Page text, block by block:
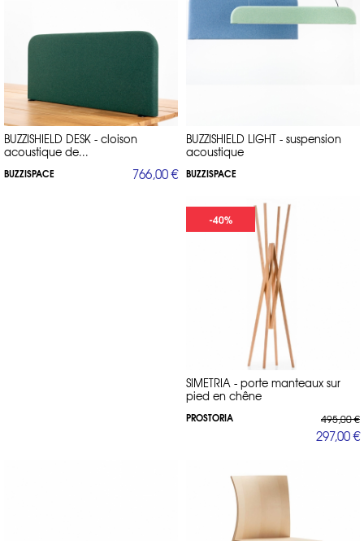
BUZZISHIELD DESK - cloison
acoustique de...
BUZZISPACE 766,00 €
BUZZISHIELD LIGHT - suspension
acoustique
BUZZISPACE
-40%
SIMETRIA - porte manteaux sur
pied en chêne
PROSTORIA 495,00 €
297,00 €